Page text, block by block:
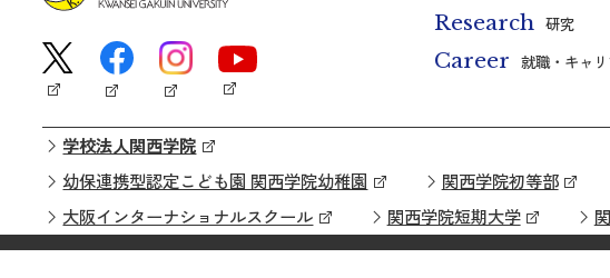
Research 研究
Career 就職・キャ
学校法人関西学院
幼保連携型認定こども園 関西学院幼稚園
関西学院初等部
大阪インターナショナルスクール
関西学院短期大学